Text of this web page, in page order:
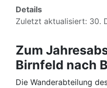
Details
Zuletzt aktualisiert: 30.
Zum
Birnfeld nach
Die Wanderabteilung